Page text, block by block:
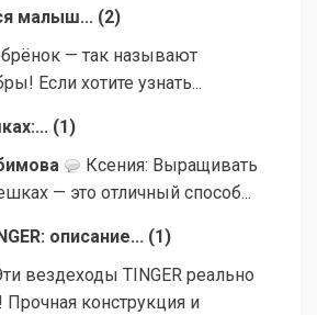
малыш... (2)
— так называют
Если хотите узнать...
(1 )
Ксения: Выращивать
— это отличный способ...
описание... (1 )
вездеходы TINGER реально
Прочная конструкция и